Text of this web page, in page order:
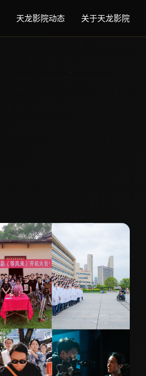
天龙影院动态 关于天龙影院